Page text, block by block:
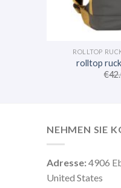
ROLLTOP
rolltop
€
NEHMEN SIE
Adresse:4906
United States